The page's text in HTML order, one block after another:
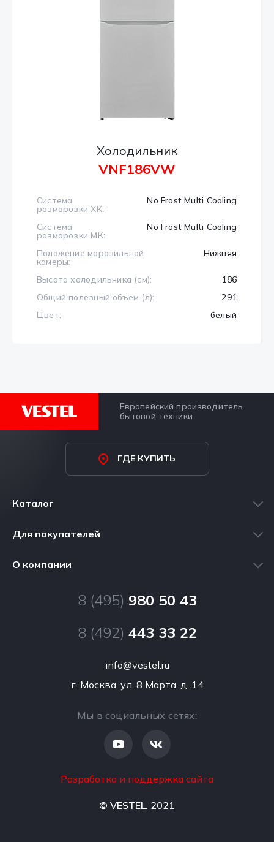
Холодильник
VNF186VW
Система
разморозки ХК:
No Frost Multi Cooling
Система
разморозки МК:
No Frost Multi Cooling
Положение морозильной
камеры:
Нижняя
Высота холодильника (см):
186
Общий полезный объем (л):
291
Цвет:
белый
Европейский производитель
бытовой техники
ГДЕ КУПИТЬ
Каталог
Морозильные камеры
Посудомоечные машины
Сушильные машины
Для покупателей
Помощь в выборе
Персональные данные
О компании
8 (495) 980 50 43
8 (492) 443 33 22
info@vestel.ru
г. Москва, ул. 8 Марта, д. 14
© VESTEL. 2021
Мы в социальных сетях:
Разработка и поддержка сайта